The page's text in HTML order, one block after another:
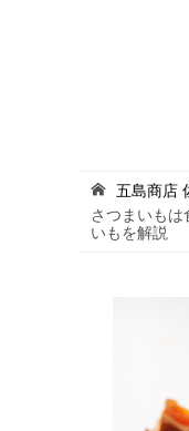
五島商店
さつまいも
いもを解説